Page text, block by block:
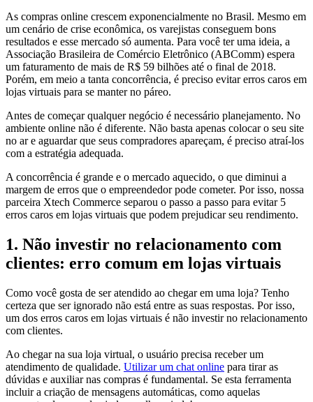
As compras online crescem exponencialmente no Brasil. Mesmo em
um cenário de crise econômica, os varejistas conseguem bons
resultados e esse mercado só aumenta. Para você ter uma ideia, a
Associação Brasileira de Comércio Eletrônico (ABComm) espera
um faturamento de mais de R$ 59 bilhões até o final de 2018.
Porém, em meio a tanta concorrência, é preciso evitar erros caros em
lojas virtuais para se manter no páreo.
Antes de começar qualquer negócio é necessário planejamento. No
ambiente online não é diferente. Não basta apenas colocar o seu site
no ar e aguardar que seus compradores apareçam, é preciso atraí-los
com a estratégia adequada.
A concorrência é grande e o mercado aquecido, o que diminui a
margem de erros que o empreendedor pode cometer. Por isso, nossa
parceira Xtech Commerce separou o passo a passo para evitar 5
erros caros em lojas virtuais que podem prejudicar seu rendimento.
1. Não investir no relacionamento com
clientes: erro comum em lojas virtuais
Como você gosta de ser atendido ao chegar em uma loja? Tenho
certeza que ser ignorado não está entre as suas respostas. Por isso,
um dos erros caros em lojas virtuais é não investir no relacionamento
com clientes.
Ao chegar na sua loja virtual, o usuário precisa receber um
atendimento de qualidade. Utilizar um chat online para tirar as
dúvidas e auxiliar nas compras é fundamental. Se esta ferramenta
incluir a criação de mensagens automáticas, como aquelas